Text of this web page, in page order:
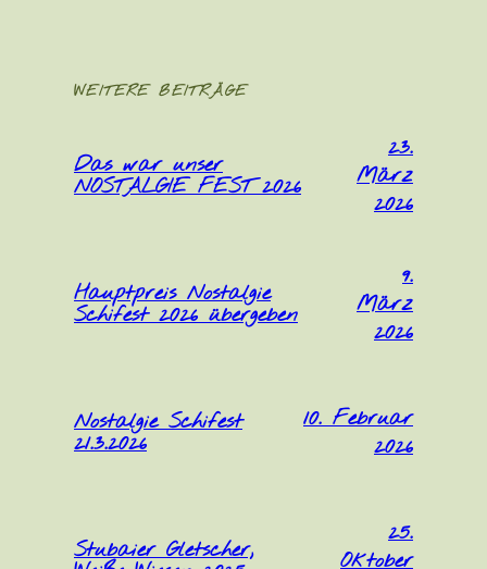
WEITERE BEITRÄGE
Das war unser
NOSTALGIE FEST 2026
23.
März
2026
Hauptpreis Nostalgie
Schifest 2026 übergeben
9.
März
2026
Nostalgie Schifest
21.3.2026
10. Februar
2026
Stubaier Gletscher,
25.
Oktober